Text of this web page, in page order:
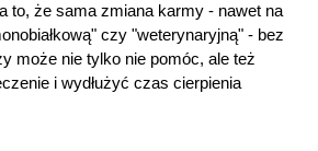
to, że sama zmiana karmy - nawet na
czy "weterynaryjną" - bez
może nie tylko nie pomóc, ale też
i wydłużyć czas cierpienia